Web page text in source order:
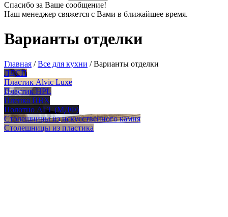
Спасибо за Ваше сообщение!
Наш менеджер свяжется с Вами в ближайшее время.
Варианты отделки
Главная /Все для кухни /Варианты отделки
ЛДСП
Пластик Alvic Luxe
Пластик HPL
Пленка ПВХ
Полотно АГТ (МДФ)
Столешницы из искусственного камня
Столешницы из пластика